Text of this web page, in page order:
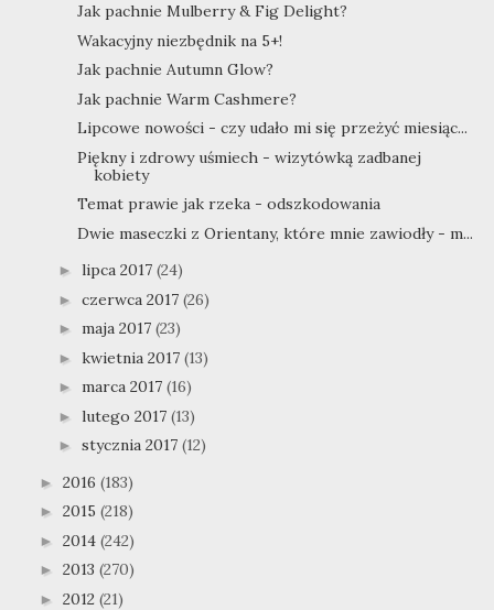
Jak pachnie Mulberry & Fig Delight?
Wakacyjny niezbędnik na 5+!
Jak pachnie Autumn Glow?
Jak pachnie Warm Cashmere?
Lipcowe nowości - czy udało mi się przeżyć miesiąc...
Piękny i zdrowy uśmiech - wizytówką zadbanej
kobiety
Temat prawie jak rzeka - odszkodowania
Dwie maseczki z Orientany, które mnie zawiodły - m...
► lipca 2017 (24)
► czerwca 2017 (26)
► maja 2017 (23)
► kwietnia 2017 (13)
► marca 2017 (16)
► lutego 2017 (13)
► stycznia 2017 (12)
► 2016 (183)
► 2015 (218)
► 2014 (242)
► 2013 (270)
► 2012 (21)